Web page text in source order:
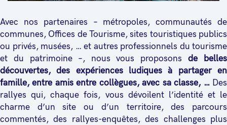
Avec nos partenaires – métropoles, communautés de
communes, Offices de Tourisme, sites touristiques publics
ou privés, musées, … et autres professionnels du tourisme
et du patrimoine –, nous vous proposonsde belles
découvertes, des expériences ludiques à partager en
famille, entre amis entre collègues, avec sa classe, …Des
rallyes qui, chaque fois, vous dévoilent l’identité et le
charme d’un site ou d’un territoire, des parcours
commentés, des rallyes-enquêtes, des challenges plus